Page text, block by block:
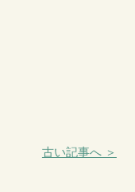
古い記事へ ＞